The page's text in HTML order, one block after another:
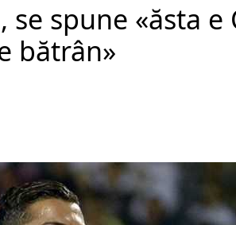
spune «ăsta e
bătrân»